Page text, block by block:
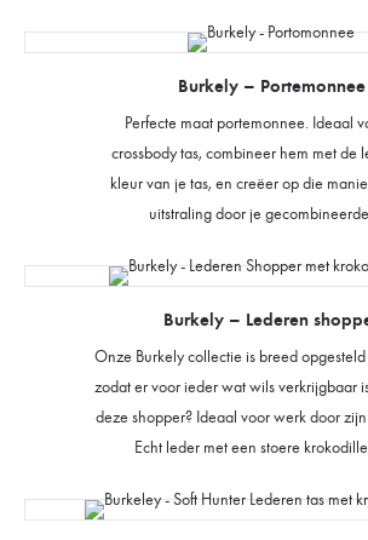
Burkely – Portemonnee
Perfecte maat portemonnee. Ideaal
crossbody tas, combineer hem met de
kleur van je tas, en creëer op die
uitstraling door je
Burkely – Lederen
Onze Burkely collectie is breed
zodat er voor ieder wat wils verkrijgbaar
deze shopper? Ideaal voor werk door
Echt leder met een stoere